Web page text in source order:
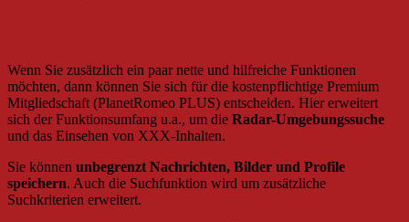
Wenn Sie zusätzlich ein paar nette und hilfreiche Funktionen
möchten, dann können Sie sich für die kostenpflichtige Premium
Mitgliedschaft (PlanetRomeo PLUS) entscheiden. Hier erweitert
sich der Funktionsumfang u.a., um die Radar-Umgebungssuche
und das Einsehen von XXX-Inhalten.
Sie können unbegrenzt Nachrichten, Bilder und Profile
speichern. Auch die Suchfunktion wird um zusätzliche
Suchkriterien erweitert.